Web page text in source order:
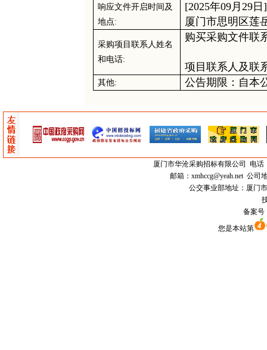
响应文件开启时间及
地点:
[2025年09月29
厦门市思明区莲
采购项目联系人姓名
和电话:
购买采购文件联
项目联系人及联
其他: 公告期限：自本
厦门市华沧采购招标有限公司
电话
邮箱： xmhccg@yeah.net公司地
公交事业部地址：厦门
备案
您是本站第